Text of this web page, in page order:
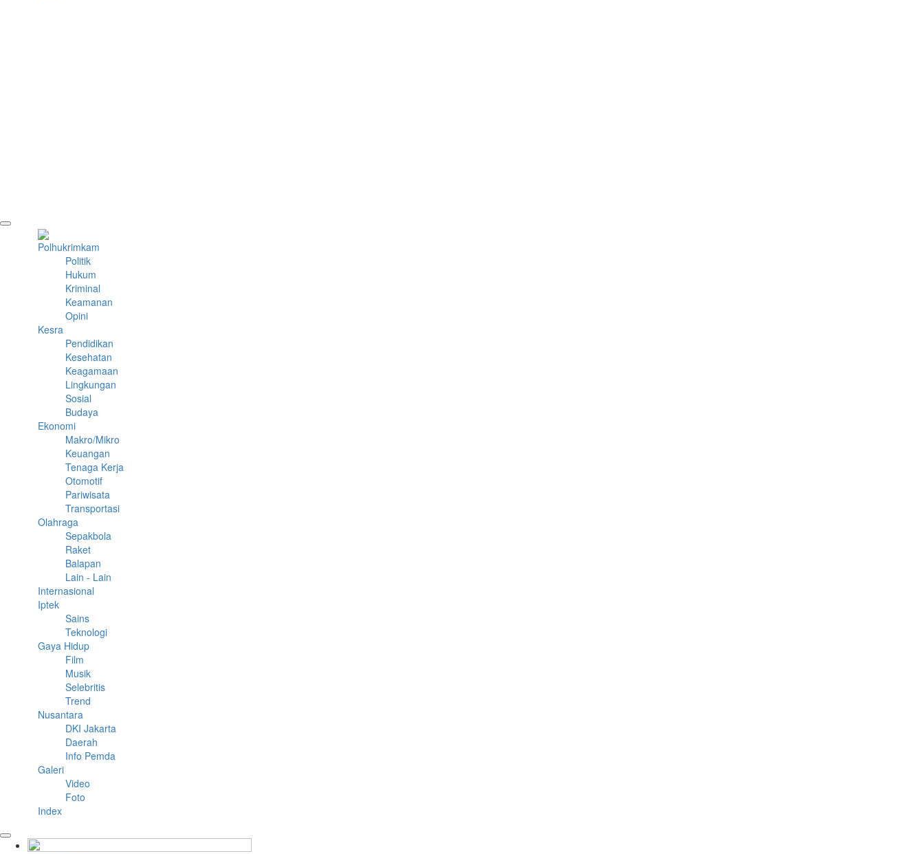
Polhukrimkam
Politik
Hukum
Kriminal
Keamanan
Opini
Kesra
Pendidikan
Kesehatan
Keagamaan
Lingkungan
Sosial
Budaya
Ekonomi
Makro/Mikro
Keuangan
Tenaga Kerja
Otomotif
Pariwisata
Transportasi
Olahraga
Sepakbola
Raket
Balapan
Lain - Lain
Internasional
Iptek
Sains
Teknologi
Gaya Hidup
Film
Musik
Selebritis
Trend
Nusantara
DKI Jakarta
Daerah
Info Pemda
Galeri
Video
Foto
Index